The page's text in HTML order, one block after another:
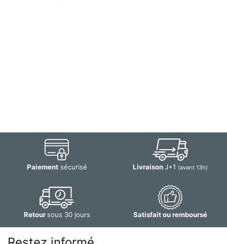
Paiementsécurisé LivraisonJ+1 (avant 13h)
Retoursous 30 jours Satisfait ou remboursé